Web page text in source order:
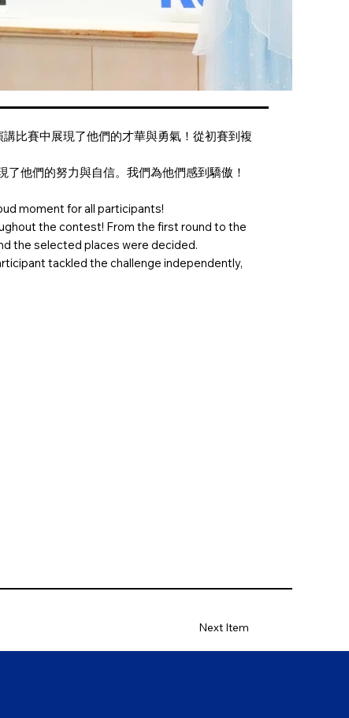
比賽中展現了他們的才華與勇氣！從初賽到複
他們的努力與自信。我們為他們感到驕傲！
moment for all participants!
the contest! From the first round to the
the selected places were decided.
tackled the challenge independently,
Next Item